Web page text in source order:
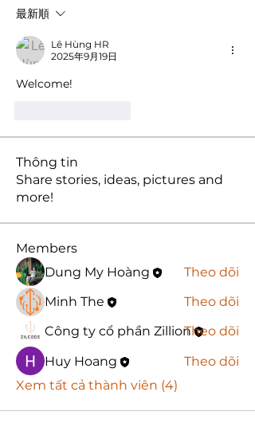
最新順
Lê Hùng HR
2025年9月19日
Welcome!
Thông tin
Share stories, ideas, pictures and
more!
Members
Dung My Hoàng
Theo dõi
Minh The
Theo dõi
Công ty cổ phần ZillionTheo dõi
Huy Hoang
Theo dõi
Xem tất cả thành viên (4)